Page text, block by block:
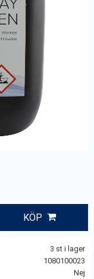
KÖP
3 st i lager
1080100023
Nej